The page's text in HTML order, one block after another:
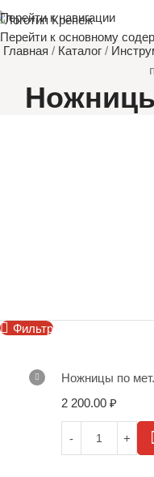
Перейти к навигации
Перейти к основному
Главная / Каталог /
Фильтр
Ножницы по
2 200.00 ₽